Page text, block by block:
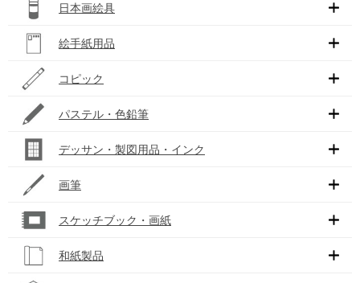
日本画絵具
絵手紙用品
コピック
パステル・色鉛筆
デッサン・製図用品・インク
画筆
スケッチブック・画紙
和紙製品